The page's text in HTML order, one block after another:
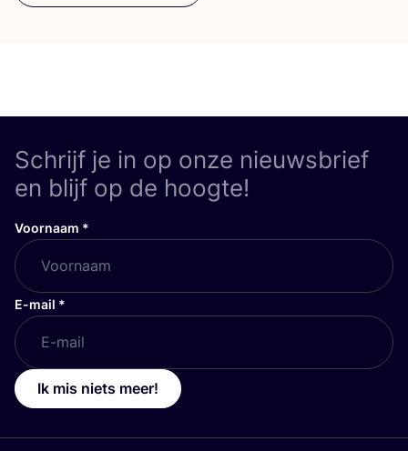
Schrijf je in op onze nieuwsbrief
en blijf op de hoogte!
Voornaam *
E-mail *
Ik mis niets meer!